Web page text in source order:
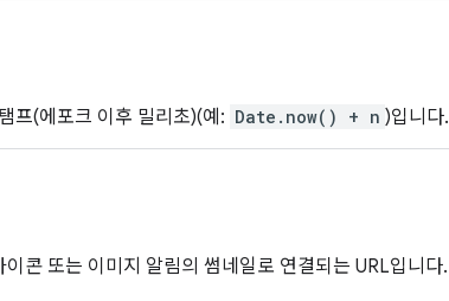
프(에포크 이후 밀리초)(예: Date.now() + n )입니다.
콘 또는 이미지 알림의 썸네일로 연결되는 URL입니다.